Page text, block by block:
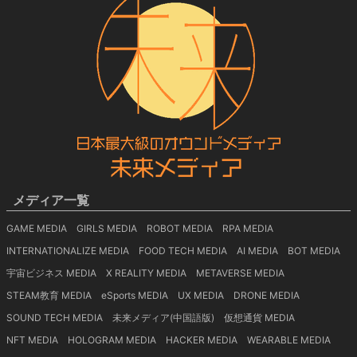
メディア一覧
GAME MEDIA GIRLS MEDIA ROBOT MEDIA
RPA MEDIA
INTERNATIONALIZE MEDIA
FOOD TECH MEDIA AI MEDIA
BOT MEDIA
宇宙ビジネス MEDIA
X REALITY MEDIA
METAVERSE MEDIA
STEAM教育 MEDIA
eSports MEDIA UX MEDIA
DRONE MEDIA
SOUND TECH MEDIA
未来メディア(中国語版)
仮想通貨 MEDIA
NFT MEDIA
HOLOGRAM MEDIA HACKER MEDIA
WEARABLE MEDIA